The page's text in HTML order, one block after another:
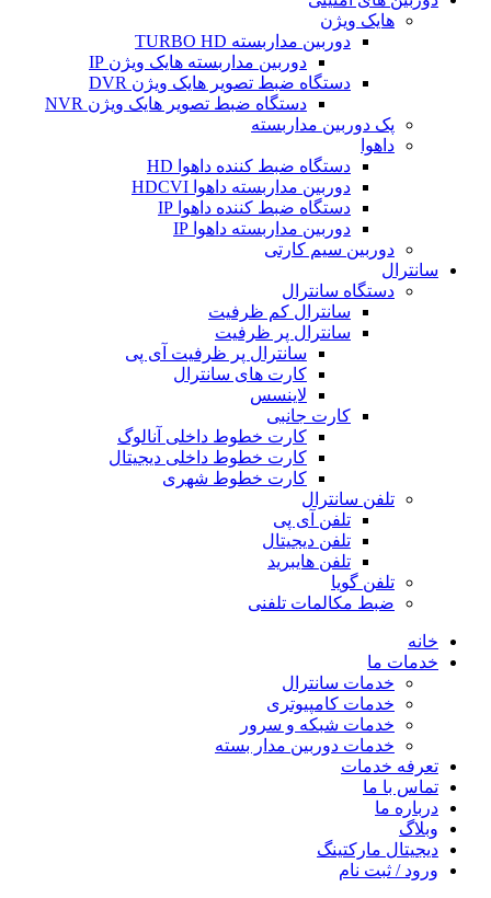
هایک ویژن
دوربین مداربسته TURBO HD
دوربین مداربسته هایک ویژن IP
دستگاه ضبط تصویر هایک ویژن DVR
دستگاه ضبط تصویر هایک ویژن NVR
پک دوربین مداربسته
داهوا
دستگاه ضبط کننده داهوا HD
دوربین مداربسته داهوا HDCVI
دستگاه ضبط کننده داهوا IP
دوربین مداربسته داهوا IP
دوربین سیم کارتی
سانترال
دستگاه سانترال
سانترال کم ظرفیت
سانترال پر ظرفیت
سانترال پر ظرفیت آی پی
کارت های سانترال
لاینسس
کارت جانبی
کارت خطوط داخلی آنالوگ
کارت خطوط داخلی دیجیتال
کارت خطوط شهری
تلفن سانترال
تلفن آی پی
تلفن دیجیتال
تلفن هایبرید
تلفن گویا
ضبط مکالمات تلفنی
خانه
خدمات ما
خدمات سانترال
خدمات کامپیوتری
خدمات شبکه و سرور
خدمات دوربین مدار بسته
تعرفه خدمات
تماس با ما
درباره ما
وبلاگ
دیجیتال مارکتینگ
ورود / ثبت نام